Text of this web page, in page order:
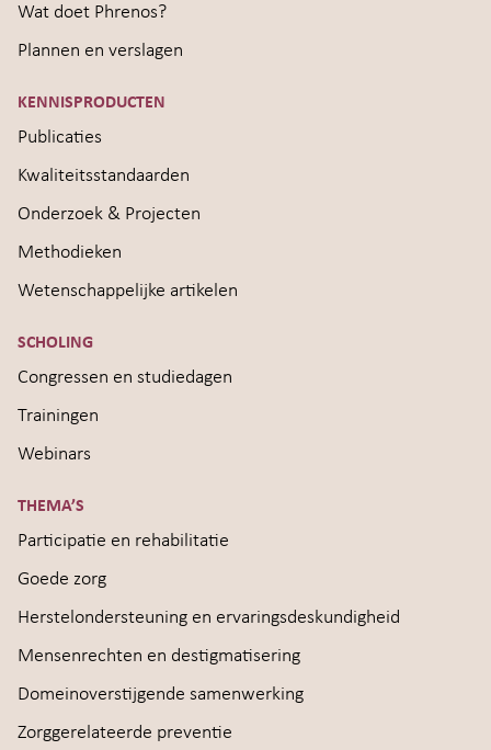
Wat doet Phrenos?
Plannen en verslagen
KENNISPRODUCTEN
Publicaties
Kwaliteitsstandaarden
Onderzoek & Projecten
Methodieken
Wetenschappelijke artikelen
SCHOLING
Congressen en studiedagen
Trainingen
Webinars
THEMA’S
Participatie en rehabilitatie
Goede zorg
Herstelondersteuning en ervaringsdeskundigheid
Mensenrechten en destigmatisering
Domeinoverstijgende samenwerking
Zorggerelateerde preventie